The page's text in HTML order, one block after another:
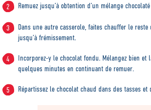
Remuez jusqu’à obtention d’un mélange
Dans une autre casserole, faites chauffer le
jusqu’à frémissement.
Incorporez-y le chocolat fondu. Mélangez bien et
quelques minutes en continuant de remuer.
Répartissez le chocolat chaud dans des tasses et